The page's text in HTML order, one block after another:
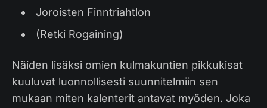
Joroisten Finntriahtlon
(Retki Rogaining)
Näiden lisäksi omien kulmakuntien pikkukisat
kuuluvat luonnollisesti suunnitelmiin sen
mukaan miten kalenterit antavat myöden. Joka